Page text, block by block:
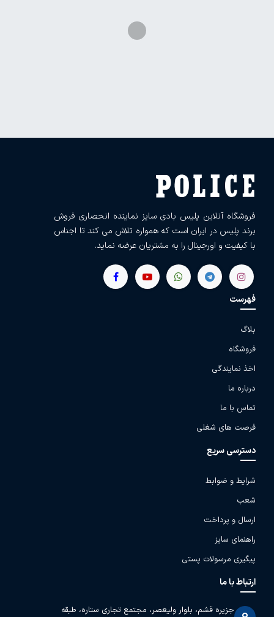
فروشگاه آنلاین پلیس بادی سایز نماینده انحصاری فروش
برند پلیس در ایران است که همواره تلاش می کند تا اجناس
با کیفیت و اورجینال را به مشتریان عرضه نماید.
فهرست
بلاگ
فروشگاه
اخذ نمایندگی
درباره ما
تماس با ما
فرصت های شغلی
دسترسی سریع
شرایط و ضوابط
شعب
ارسال و پرداخت
راهنمای سایز
پیگیری مرسولات پستی
ارتباط با ما
جزیره قشم، بلوار ولیعصر، مجتمع تجاری ستاره، طبقه